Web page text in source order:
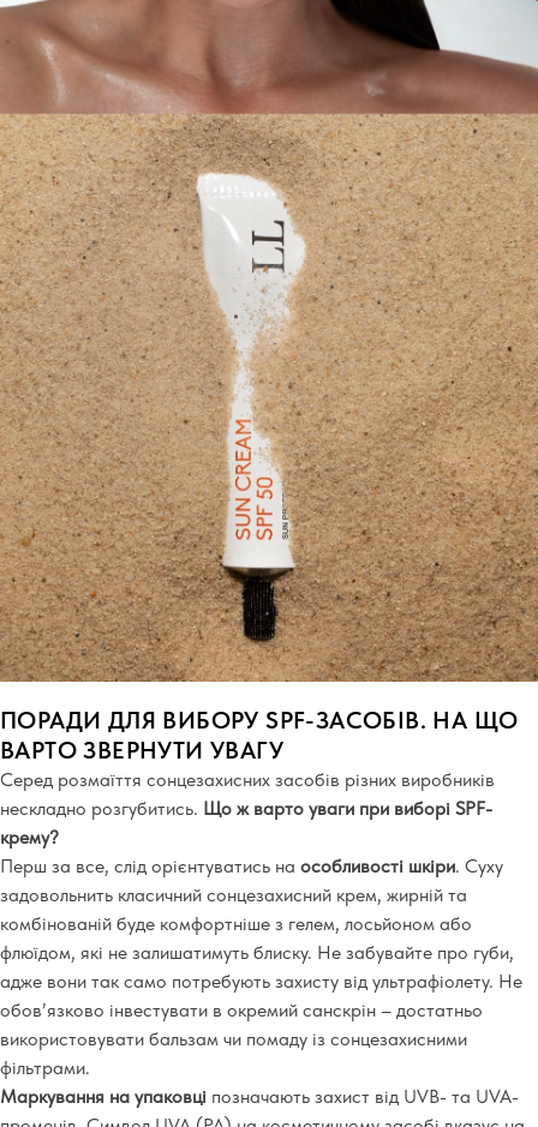
ПОРАДИ ДЛЯ ВИБОРУ SPF-ЗАСОБІВ. НА ЩО
ВАРТО ЗВЕРНУТИ УВАГУ
Серед розмаїття сонцезахисних засобів різних виробників
нескладно розгубитись. Що ж варто уваги при виборі SPF-
крему?
Перш за все, слід орієнтуватись на особливості шкіри. Суху
задовольнить класичний сонцезахисний крем, жирній та
комбінованій буде комфортніше з гелем, лосьйоном або
флюїдом, які не залишатимуть блиску. Не забувайте про губи,
адже вони так само потребують захисту від ультрафіолету. Не
обов’язково інвестувати в окремий санскрін – достатньо
використовувати бальзам чи помаду із сонцезахисними
фільтрами.
Маркування на упаковці позначають захист від UVB- та UVA-